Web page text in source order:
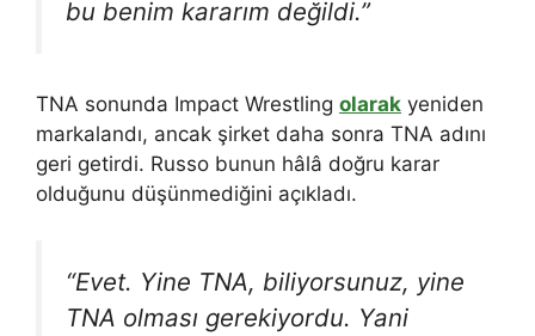
bu benim kararım değildi.”
TNA sonunda Impact Wrestling olarak yeniden
markalandı, ancak şirket daha sonra TNA adını
geri getirdi. Russo bunun hâlâ doğru karar
olduğunu düşünmediğini açıkladı.
“Evet. Yine TNA, biliyorsunuz, yine
TNA olması gerekiyordu. Yani